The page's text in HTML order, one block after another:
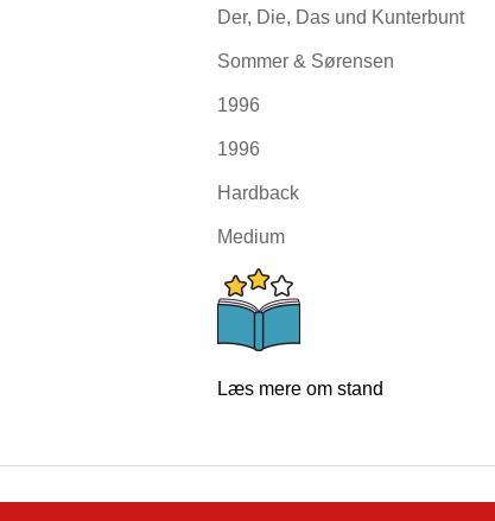
Der, Die, Das und Kunterbunt
Sommer & Sørensen
1996
1996
Hardback
Medium
Læs mere om stand